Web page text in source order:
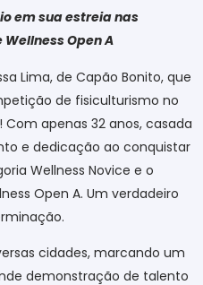
em sua estreia nas
Open A
Lima, de Capão Bonito, que
de fisiculturismo no
apenas 32 anos, casada
e dedicação ao conquistar
Wellness Novice e o
Open A. Um verdadeiro
cidades, marcando um
demonstração de talento